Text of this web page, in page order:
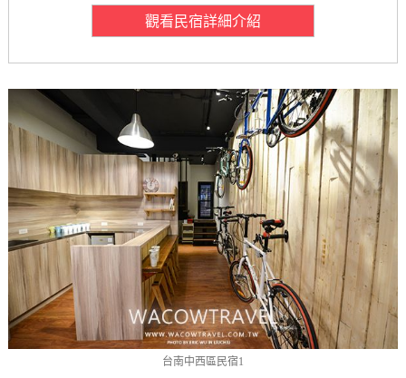
觀看民宿詳細介紹
台南中西區民宿1